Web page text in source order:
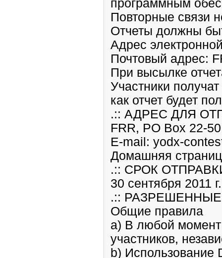
программным
Повторные связи
Отчеты должны
Адрес
Почтовый адрес:
При высылке
Участники
как отчет будет
.:: АДРЕС ДЛЯ
FRR, PO Box 22-
E-mail: yodx-
Домашняя
.:: СРОК
30 сентября 2011
.::
Общие правила
a) В любой момент
участников,
b) Использование